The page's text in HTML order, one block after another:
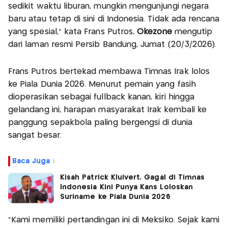
sedikit waktu liburan, mungkin mengunjungi negara
baru atau tetap di sini di Indonesia. Tidak ada rencana
yang spesial," kata Frans Putros, Okezonemengutip
dari laman resmi Persib Bandung, Jumat (20/3/2026).
Frans Putros bertekad membawa Timnas Irak lolos
ke Piala Dunia 2026. Menurut pemain yang fasih
dioperasikan sebagai fullback kanan, kiri hingga
gelandang ini, harapan masyarakat Irak kembali ke
panggung sepakbola paling bergengsi di dunia
sangat besar.
Baca Juga :
Kisah Patrick Kluivert, Gagal di Timnas
Indonesia Kini Punya Kans Loloskan
Suriname ke Piala Dunia 2026
"Kami memiliki pertandingan ini di Meksiko. Sejak kami